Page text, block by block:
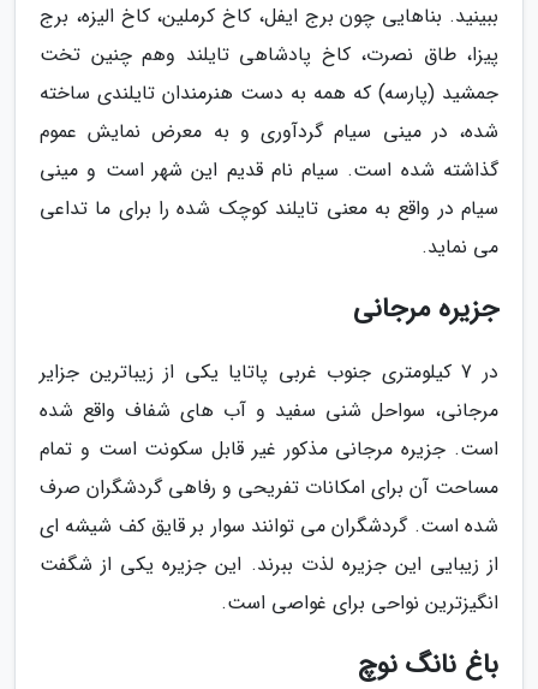
ببینید. بناهایی چون برج ایفل، کاخ کرملین، کاخ الیزه، برج
پیزا، طاق نصرت، کاخ پادشاهی تایلند وهم چنین تخت
جمشید (پارسه) که همه به دست هنرمندان تایلندی ساخته
شده، در مینی سیام گردآوری و به معرض نمایش عموم
گذاشته شده است. سیام نام قدیم این شهر است و مینی
سیام در واقع به معنی تایلند کوچک شده را برای ما تداعی
می نماید.
جزیره مرجانی
در 7 کیلومتری جنوب غربی پاتایا یکی از زیباترین جزایر
مرجانی، سواحل شنی سفید و آب های شفاف واقع شده
است. جزیره مرجانی مذکور غیر قابل سکونت است و تمام
مساحت آن برای امکانات تفریحی و رفاهی گردشگران صرف
شده است. گردشگران می توانند سوار بر قایق کف شیشه ای
از زیبایی این جزیره لذت ببرند. این جزیره یکی از شگفت
انگیزترین نواحی برای غواصی است.
باغ نانگ نوچ